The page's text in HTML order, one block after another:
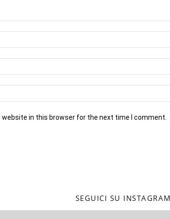
website in this browser for the next time I comment.
SEGUICI SU INSTAGRAM